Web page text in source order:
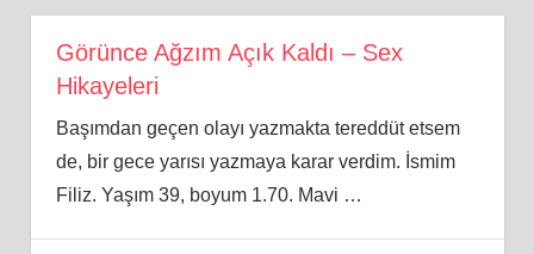
Görünce Ağzım Açık Kaldı – Sex
Hikayeleri
Başımdan geçen olayı yazmakta tereddüt etsem
de, bir gece yarısı yazmaya karar verdim. İsmim
Filiz. Yaşım 39, boyum 1.70. Mavi …